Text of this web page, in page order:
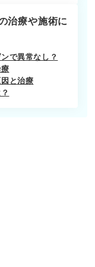
治療や施術に
で異常なし？
と治療